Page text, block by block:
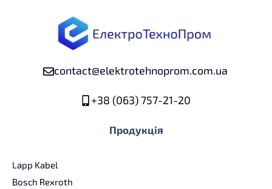
contact@elektrotehnoprom.com.ua
+38 (063) 757-21-20
Продукція
Lapp Kabel
Bosch Rexroth